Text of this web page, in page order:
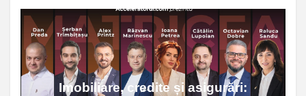
Imobiliare, credite și asigurări: